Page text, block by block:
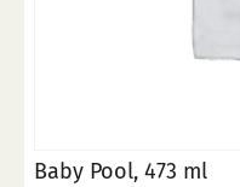
Baby Pool, 473 ml